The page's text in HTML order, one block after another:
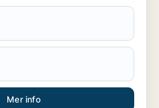
Mer info